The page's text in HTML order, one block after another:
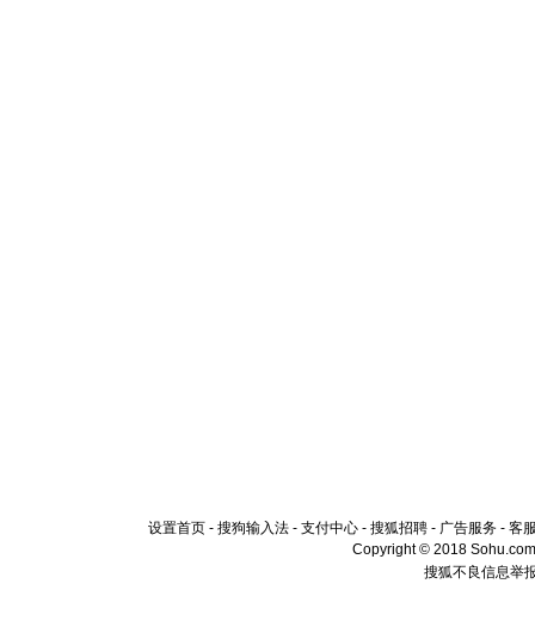
设置首页 - 搜狗输入法 - 支付中心 - 搜狐招聘 - 广告服务 - 客
Copyright © 2018
搜狐不良信息举